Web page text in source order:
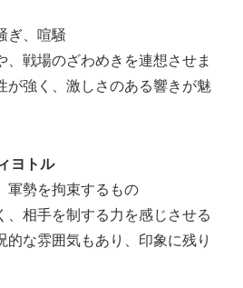
ぎ、喧騒
、戦場のざわめきを連想させま
が強く、激しさのある響きが魅
ヨトル
軍勢を拘束するもの
、相手を制する力を感じさせる
的な雰囲気もあり、印象に残り